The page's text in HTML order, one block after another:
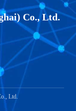
Co., Ltd.
Ltd.